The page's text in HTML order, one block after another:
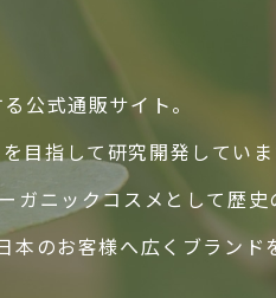
公式通販サイト。
目指して研究開発してい
ガニックコスメとして歴史
本のお客様へ広くブラン